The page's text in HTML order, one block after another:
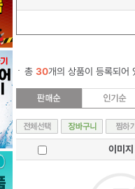
총 30개의 상품이 등록되어
이미지